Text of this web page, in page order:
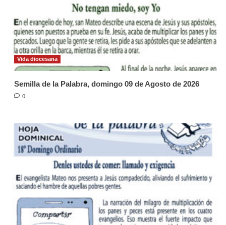
Vida diocesana
Semilla de la Palabra, domingo 09 de Agosto de 2026
0